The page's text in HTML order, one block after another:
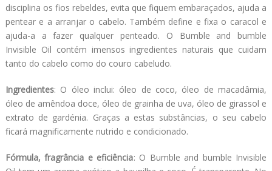
disciplina os fios rebeldes, evita que fiquem embaraçados, ajuda a
pentear e a arranjar o cabelo. Também define e fixa o caracol e
ajuda-a a fazer qualquer penteado. O Bumble and bumble
Invisible Oil contém imensos ingredientes naturais que cuidam
tanto do cabelo como do couro cabeludo.
Ingredientes: O óleo inclui: óleo de coco, óleo de macadâmia,
óleo de amêndoa doce, óleo de grainha de uva, óleo de girassol e
extrato de gardénia. Graças a estas substâncias, o seu cabelo
ficará magnificamente nutrido e condicionado.
Fórmula, fragrância e eficiência: O Bumble and bumble Invisible